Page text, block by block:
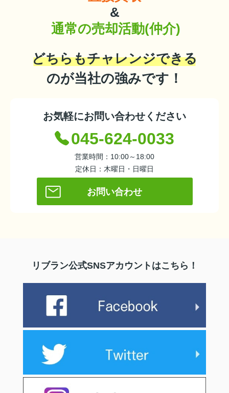
&
通常の売却活動(仲介)
どちらもチャレンジできる
のが当社の強みです！
お気軽にお問い合わせください
045-624-0033
営業時間：10:00～18:00
定休日：木曜日・日曜日
お問い合わせ
リブラン公式SNSアカウントはこちら！